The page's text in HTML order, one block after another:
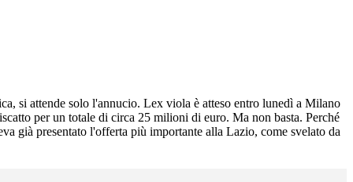
si attende solo l'annucio. Lex viola è atteso entro lunedì a Milano
per un totale di circa 25 milioni di euro. Ma non basta. Perché
già presentato l'offerta più importante alla Lazio, come svelato da